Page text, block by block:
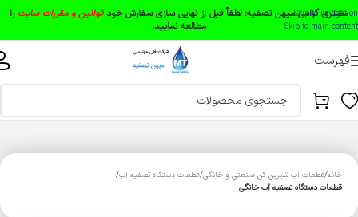
Skip to navigation
Skip to main content
مشتری گرامی میهن تصفیه: لطفاً قبل از نهایی سازی سفارش خودقوانین و مقررات سایت را
مطالعه نمایید.
فهرست
خانه قطعات آب شیرین کن صنعتی و خانگی قطعات دستگاه تصفیه آب
قطعات دستگاه تصفیه آب خانگی